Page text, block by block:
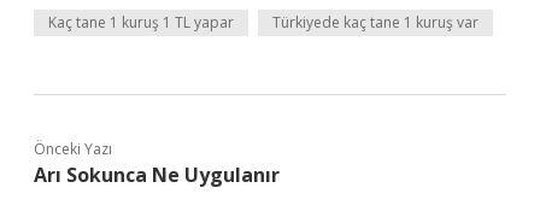
Kaç tane 1 kuruş 1 TL yapar Türkiyede kaç tane 1 kuruş var
Önceki Yazı
Arı Sokunca Ne Uygulanır